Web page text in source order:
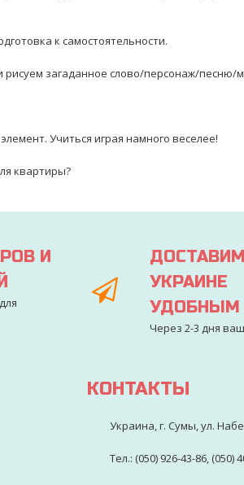
к самостоятельности.⠀⠀
рисуем загаданное слово/персонаж/
Учиться играя намного веселее!⠀⠀
квартиры?⠀
И
УКРАИНЕ
УДОБНЫМ
Через 2-3 дня
КОНТАКТЫ
Украина, г. Сумы, ул.
Тел.: (050) 926-43-86, (050)